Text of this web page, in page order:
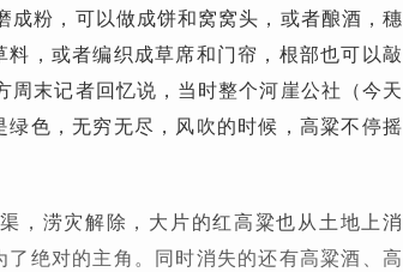
成粉，可以做成饼和窝窝头，或者酿酒，穗
，或者编织成草席和门帘，根部也可以敲
周末记者回忆说，当时整个河崖公社（今天
色，无穷无尽，风吹的时候，高粱不停摇
，涝灾解除，大片的红高粱也从土地上消
绝对的主角。同时消失的还有高粱酒、高